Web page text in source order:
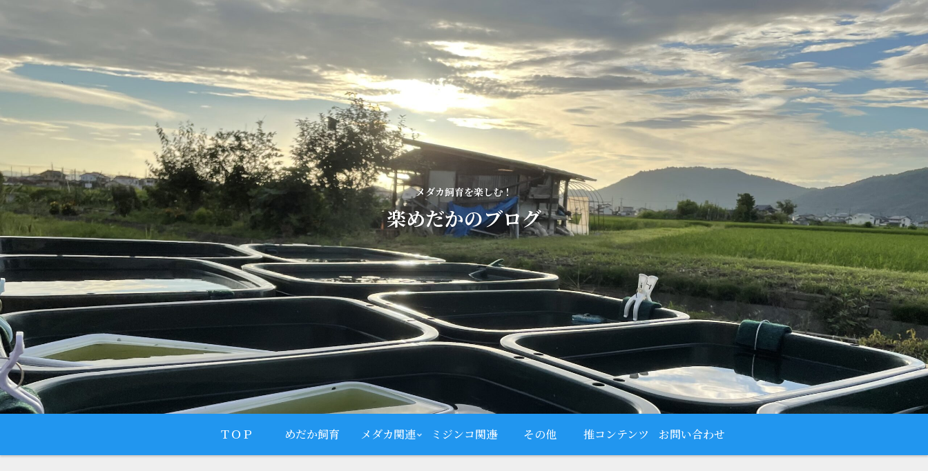
メダカ飼育を楽しむ！
楽めだかのブログ
ＴＯＰ めだか飼育 メダカ関連 ミジンコ関連 その他 推コンテンツ お問い合わせ